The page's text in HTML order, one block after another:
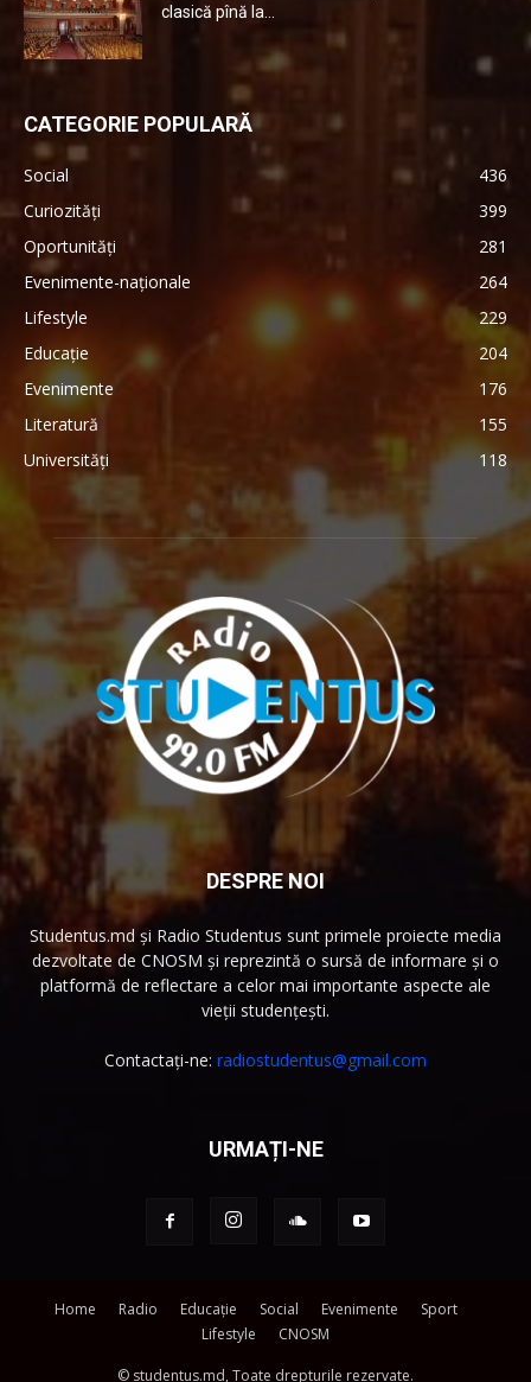
clasică pînă la...
CATEGORIE POPULARĂ
Social
436
Curiozități
399
Oportunități
281
Evenimente-naționale
264
Lifestyle
229
Educație
204
Evenimente
176
Literatură
155
Universități
118
DESPRE NOI
Studentus.md și Radio Studentus sunt primele proiecte media
dezvoltate de CNOSM și reprezintă o sursă de informare și o
platformă de reflectare a celor mai importante aspecte ale
vieții studențești.
Contactați-ne: radiostudentus@gmail.com
URMAȚI-NE
Home Radio Educație Social Evenimente
Sport
Lifestyle
CNOSM
© studentus.md, Toate drepturile rezervate.